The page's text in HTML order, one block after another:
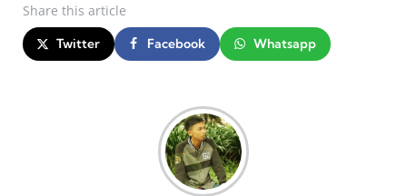
Share this article
Twitter Facebook Whatsapp